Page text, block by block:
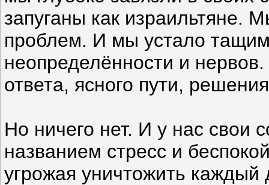
запуганы как израильтяне.
проблем. И мы устало
неопределённости и
ответа, ясного пути,
Но ничего нет. И у нас свои
названием стресс и
угрожая уничтожить каждый